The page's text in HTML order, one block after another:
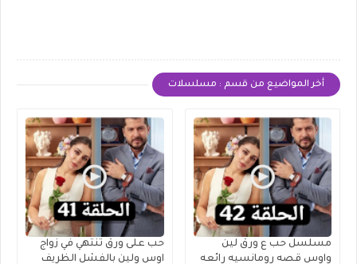
أخر المواضيع من قسم : مسلسلات
مسلسل حب ع ورق لين
واوس قصه رومانسيه رائعه
حب على ورق تنتهي في زواج
اوس ولين بالفشل الظريف